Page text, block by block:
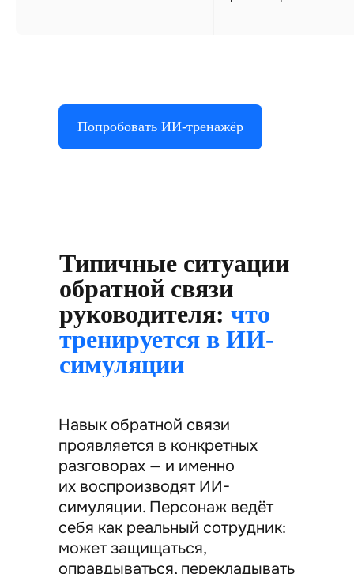
Попробовать ИИ-тренажёр
Типичные ситуации
обратной связи
руководителя: что
тренируется в ИИ-
симуляции
Навык обратной связи
проявляется в конкретных
разговорах — и именно
их воспроизводят ИИ-
симуляции. Персонаж ведёт
себя как реальный сотрудник:
может защищаться,
оправдываться, перекладывать